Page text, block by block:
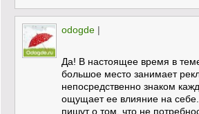
odogde |
Да! В настоящее время в
большое место занимает
непосредственно знаком
ощущает ее влияние на
пишут о том, что не